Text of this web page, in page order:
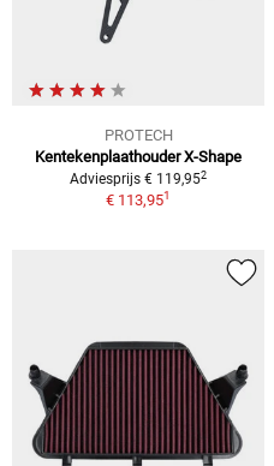
PROTECH
Kentekenplaathouder X-Shape
Adviesprijs € 119,952
€ 113,951